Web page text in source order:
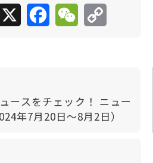
FacebookWeChat
ースをチェック！ ニュー
年7月20日～8月2日）